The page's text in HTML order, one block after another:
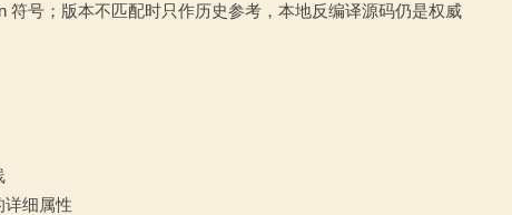
符号；版本不匹配时只作历史参考，本地反编译源码仍是权威
详细属性